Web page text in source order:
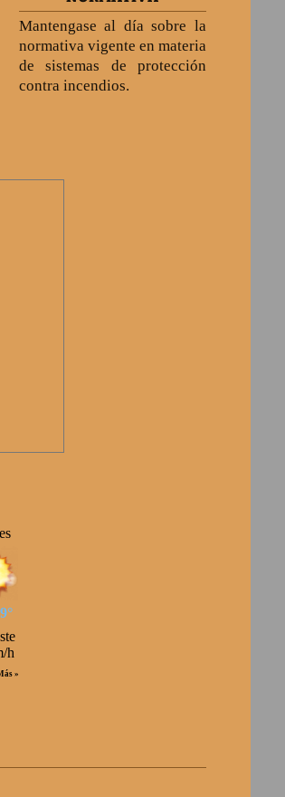
Mantengase al día sobre la
normativa vigente en materia
de sistemas de protección
contra incendios.